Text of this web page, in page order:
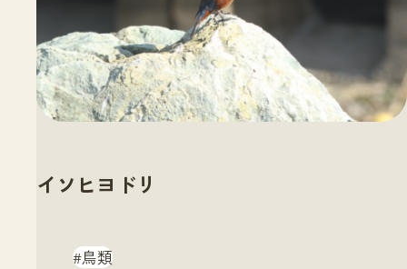
イソヒヨドリ
鳥類